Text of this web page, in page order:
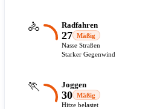
🚴 Radfahren
27
Mäßig
Nasse Straßen
Starker Gegenwind
🏃 Joggen
30
Mäßig
Hitze belastet